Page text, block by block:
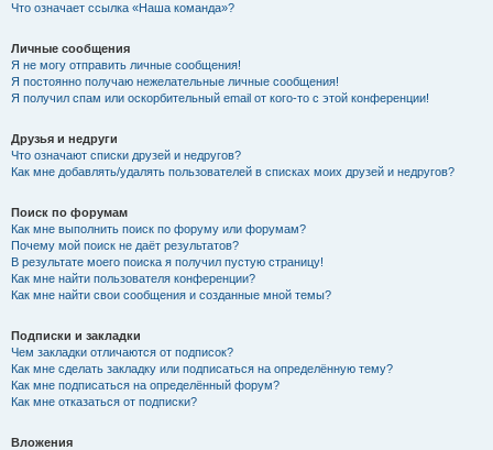
Что означает ссылка «Наша команда»?
Личные сообщения
Я не могу отправить личные сообщения!
Я постоянно получаю нежелательные личные сообщения!
Я получил спам или оскорбительный email от кого-то с этой конференции!
Друзья и недруги
Что означают списки друзей и недругов?
Как мне добавлять/удалять пользователей в списках моих друзей и недругов?
Поиск по форумам
Как мне выполнить поиск по форуму или форумам?
Почему мой поиск не даёт результатов?
В результате моего поиска я получил пустую страницу!
Как мне найти пользователя конференции?
Как мне найти свои сообщения и созданные мной темы?
Подписки и закладки
Чем закладки отличаются от подписок?
Как мне сделать закладку или подписаться на определённую тему?
Как мне подписаться на определённый форум?
Как мне отказаться от подписки?
Вложения